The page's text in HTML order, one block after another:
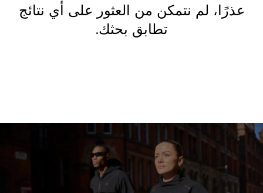
عذرًا، لم نتمكن من العثور على أي نتائج
تطابق بحثك.